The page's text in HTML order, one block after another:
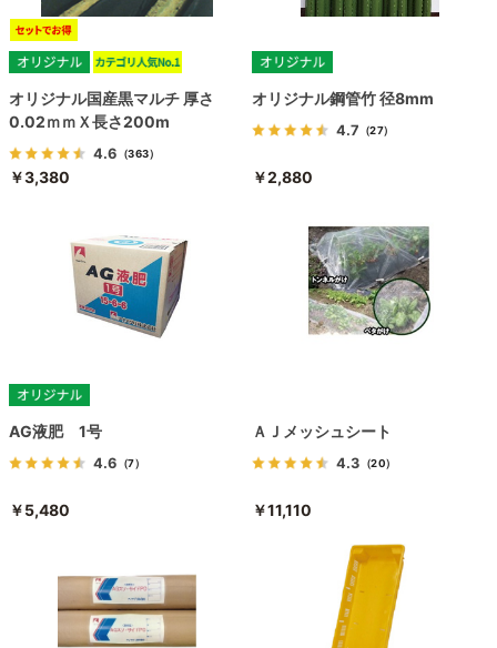
オリジナル国産黒マルチ 厚さ
0.02ｍｍＸ長さ200m
4.6 （363）
￥3,380
オリジナル鋼管竹 径8mm
4.7 （27）
￥2,880
AG液肥 1号
4.6 （7）
￥5,480
ＡＪメッシュシート
4.3 （20）
￥11,110